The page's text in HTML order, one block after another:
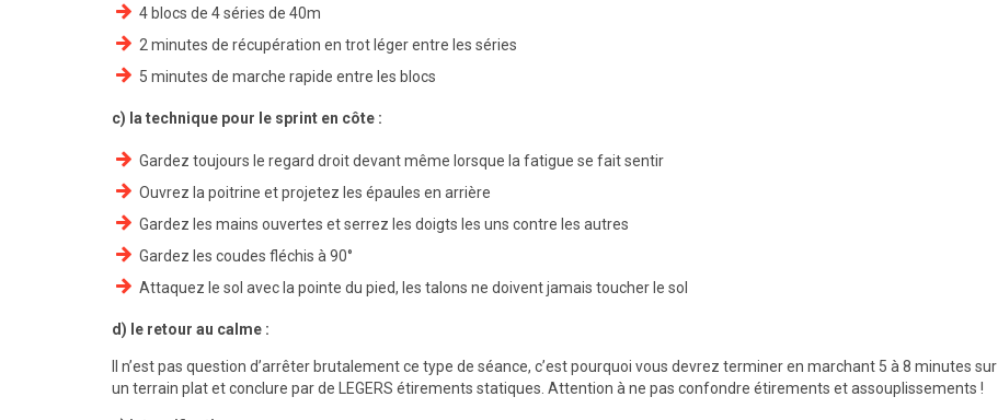
4 blocs de 4 séries de 40m
2 minutes de récupération en trot léger entre les séries
5 minutes de marche rapide entre les blocs
c) la technique pour le sprint en côte :
Gardez toujours le regard droit devant même lorsque la fatigue se fait sentir
Ouvrez la poitrine et projetez les épaules en arrière
Gardez les mains ouvertes et serrez les doigts les uns contre les autres
Gardez les coudes fléchis à 90°
Attaquez le sol avec la pointe du pied, les talons ne doivent jamais toucher le sol
d) le retour au calme :
Il n’est pas question d’arrêter brutalement ce type de séance, c’est pourquoi vous devrez terminer en marchant 5 à 8 minutes sur
un terrain plat et conclure par de LEGERS étirements statiques. Attention à ne pas confondre étirements et assouplissements !